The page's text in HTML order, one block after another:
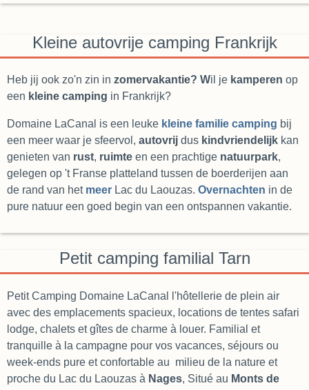
Kleine autovrije camping Frankrijk
Heb jij ook zo'n zin in zomervakantie? Wil je kamperen op
een kleine camping in Frankrijk?
Domaine LaCanal is een leuke kleine familie camping bij
een meer waar je sfeervol, autovrij dus kindvriendelijk kan
genieten van rust, ruimte en een prachtige natuurpark,
gelegen op 't Franse platteland tussen de boerderijen aan
de rand van het meer Lac du Laouzas. Overnachten in de
pure natuur een goed begin van een ontspannen vakantie.
Petit camping familial Tarn
Petit Camping Domaine LaCanal l'hôtellerie de plein air
avec des emplacements spacieux, locations de tentes safari
lodge, chalets et gîtes de charme à louer. Familial et
tranquille à la campagne pour vos vacances, séjours ou
week-ends pure et confortable au milieu de la nature et
proche du Lac du Laouzas à Nages, Situé au Monts de